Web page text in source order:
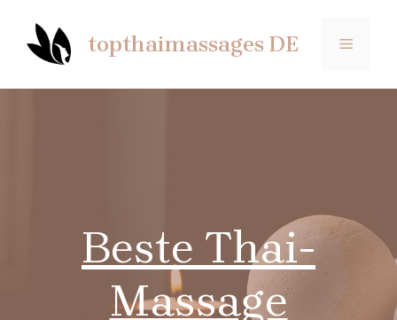
contenido
topthaimassages DE MENÚ
Beste Thai-
Massage